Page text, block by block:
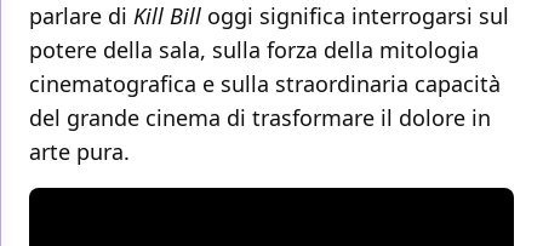
parlare di Kill Bill oggi significa interrogarsi sul
potere della sala, sulla forza della mitologia
cinematografica e sulla straordinaria capacità
del grande cinema di trasformare il dolore in
arte pura.